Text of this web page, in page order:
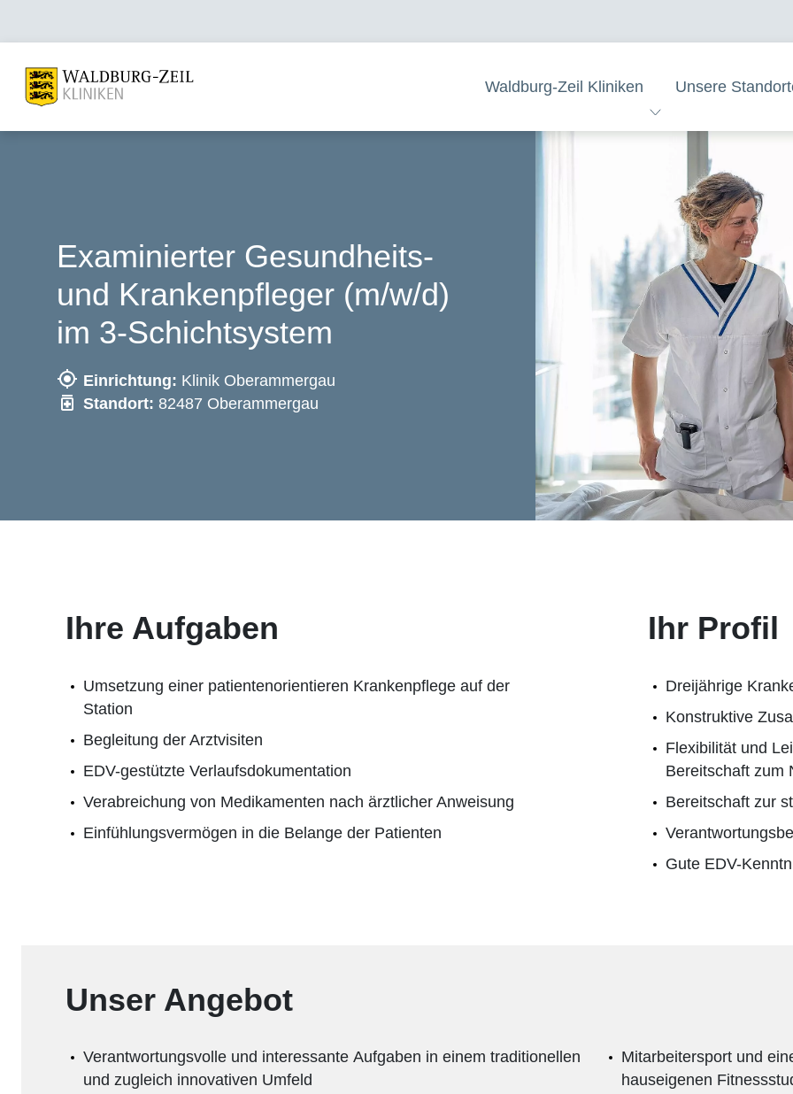
Waldburg-Zeil Kliniken Unsere
Examinierter Gesundheits-
und Krankenpfleger (m/w/d)
im 3-Schichtsystem
Einrichtung: Klinik Oberammergau
Standort: 82487 Oberammergau
Ihre Aufgaben
Umsetzung einer patientenorientieren Krankenpflege auf der
Station
Begleitung der Arztvisiten
EDV-gestützte Verlaufsdokumentation
Verabreichung von Medikamenten nach ärztlicher Anweisung
Einfühlungsvermögen in die Belange der Patienten
Ihr Profil
Dreijährige
Konstruktive
Flexibilität und
Bereitschaft zum
Bereitschaft zur
Gute EDV-
Unser Angebot
Verantwortungsvolle und interessante Aufgaben in einem traditionellen
und zugleich innovativen Umfeld
Mitarbeitersport und
hauseigenen